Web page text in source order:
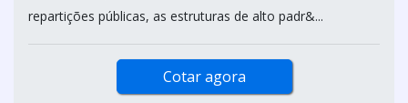
repartições públicas, as estruturas de alto padr&...
Cotar agora